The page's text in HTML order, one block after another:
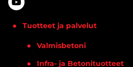
Tuotteet ja palvelut
Valmisbetoni
Infra- ja Betonituotteet